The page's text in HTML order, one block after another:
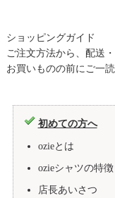
ご注文方法から、配送
お買いものの前にご一
初めての方へ
ozieとは
ozieシャツの特徴
店長あいさつ